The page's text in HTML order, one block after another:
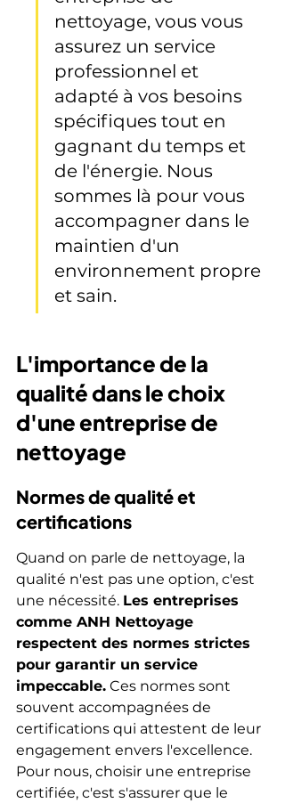
nettoyage, vous vous
assurez un service
professionnel et
adapté à vos besoins
spécifiques tout en
gagnant du temps et
de l'énergie. Nous
sommes là pour vous
accompagner dans le
maintien d'un
environnement propre
et sain.
L'importance de la
qualité dans le choix
d'une entreprise de
nettoyage
Normes de qualité et
certifications
Quand on parle de nettoyage, la
qualité n'est pas une option, c'est
une nécessité. Les entreprises
comme ANH Nettoyage
respectent des normes strictes
pour garantir un service
impeccable. Ces normes sont
souvent accompagnées de
certifications qui attestent de leur
engagement envers l'excellence.
Pour nous, choisir une entreprise
certifiée, c'est s'assurer que le